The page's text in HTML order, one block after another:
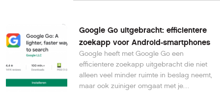
Google Go uitgebracht: efficientere
zoekapp voor Android-smartphones
Google heeft met Google Go een
efficientere zoekapp uitgebracht die niet
alleen veel minder ruimte in beslag neemt,
maar ook zuiniger omgaat met je